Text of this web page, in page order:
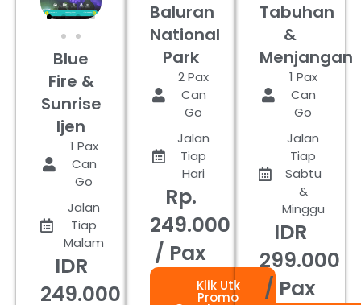
Blue
Fire &
Sunrise
Ijen
1 Pax
Can
Go
Jalan
Tiap
Malam
IDR
249.000
Baluran
National
Park
2 Pax
Can
Go
Jalan
Tiap
Hari
Rp.
249.000
/ Pax
Klik Utk
Promo
Tabuhan
&
Menjangan
1 Pax
Can
Go
Jalan
Tiap
Sabtu
&
Minggu
IDR
299.000
/ Pax